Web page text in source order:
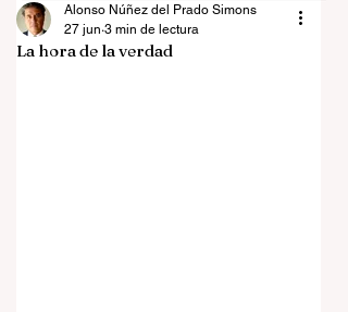
La hora de la verdad
Alonso Núñez del Prado Simons
27 jun 3 min de lectura